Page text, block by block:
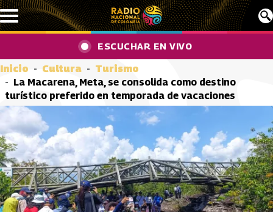
Pasar al contenido principal
ESCUCHAR EN VIVO
Inicio Cultura
Turismo
La Macarena, Meta, se consolida como destino
turístico preferido en temporada de vacaciones